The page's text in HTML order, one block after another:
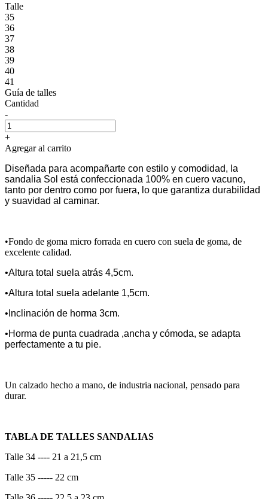
Talle
35
36
37
38
39
40
41
Guía de talles
Cantidad
-
+
Agregar al carrito
Diseñada para acompañarte con estilo y comodidad, la
sandalia Sol está confeccionada 100% en cuero vacuno,
tanto por dentro como por fuera, lo que garantiza durabilidad
y suavidad al caminar.
•Fondo de goma micro forrada en cuero con suela de goma, de
excelente calidad.
•Altura total suela atrás 4,5cm.
•Altura total suela adelante 1,5cm.
•Inclinación de horma 3cm.
•Horma de punta cuadrada ,ancha y cómoda, se adapta
perfectamente a tu pie.
Un calzado hecho a mano, de industria nacional, pensado para
durar.
TABLA DE TALLES SANDALIAS
Talle 34 ---- 21 a 21,5 cm
Talle 35 ----- 22 cm